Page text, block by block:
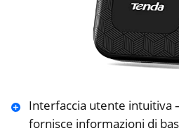
Interfaccia utente intuitiva
fornisce informazioni di